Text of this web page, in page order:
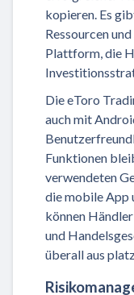
kopieren. Es
Ressourcen
Plattform, die
Die eToro
auch mit
Funktionen
verwendeten
die mobile App
können
und
überall aus